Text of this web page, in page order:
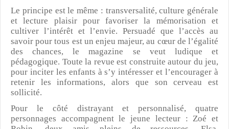
Le principe est le même : transversalité, culture générale
et lecture plaisir pour favoriser la mémorisation et
cultiver l’intérêt et l’envie. Persuadé que l’accès au
savoir pour tous est un enjeu majeur, au cœur de l’égalité
des chances, le magazine se veut ludique et
pédagogique. Toute la revue est construite autour du jeu,
pour inciter les enfants à s’y intéresser et l’encourager à
retenir les informations, alors que son cerveau est
sollicité.
Pour le côté distrayant et personnalisé, quatre
personnages accompagnent le jeune lecteur : Zoé et